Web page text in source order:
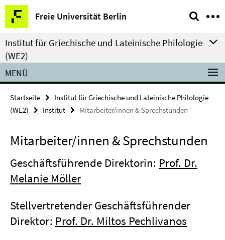
Springe
direkt
zu
Inhalt
Freie Universität Berlin
Service-
Navigation
Institut für Griechische und Lateinische Philologie
(WE2)
MENÜ
Startseite
Institut für Griechische und Lateinische Philologie
(WE2)
Institut Mitarbeiter/innen & Sprechstunden
Mitarbeiter/innen & Sprechstunden
Geschäftsführende Direktorin: Prof. Dr.
Melanie Möller
Stellvertretender Geschäftsführender
Direktor: Prof. Dr. Miltos Pechlivanos